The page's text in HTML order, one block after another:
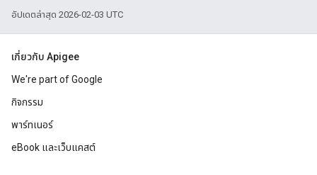
อัปเดตล่าสุด 2026-02-03 UTC
เกี่ยวกับ Apigee
We're part of Google
กิจกรรม
พาร์ทเนอร์
eBook และเว็บแคสต์